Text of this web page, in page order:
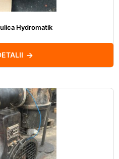
Hydromatik